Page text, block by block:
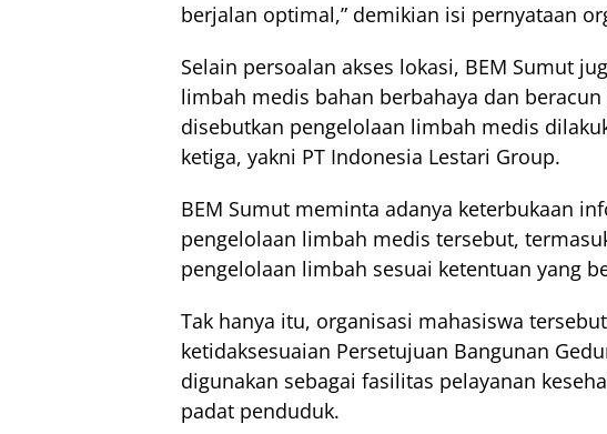
berjalan optimal,” demikian isi pernyataan
Selain persoalan akses lokasi, BEM Sumut
limbah medis bahan berbahaya dan
disebutkan pengelolaan limbah medis
ketiga, yakni PT Indonesia Lestari Group.
BEM Sumut meminta adanya keterbukaan
pengelolaan limbah medis tersebut,
pengelolaan limbah sesuai ketentuan yang
Tak hanya itu, organisasi mahasiswa
ketidaksesuaian Persetujuan Bangunan
digunakan sebagai fasilitas pelayanan
padat penduduk.